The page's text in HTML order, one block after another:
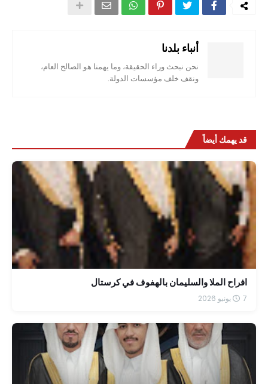
أنباء بلدنا
نحن نبحث وراء الحقيقة، وما يهمنا هو الصالح العام،
ونقف خلف مؤسسات الدولة.
قد يهمك أيضاً
افراح الملا والسليمان بالهفوف في كرستال
7 يونيو 2026